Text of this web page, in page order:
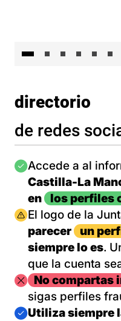
directorio
de redes
Imagen
Accede a al
Castilla-La
en
los perfiles
Imagen
El logo de la
parecer
un
siempre lo es.
que la cuenta
ImagenNo compartas
sigas perfiles
Imagen
Utiliza siempre